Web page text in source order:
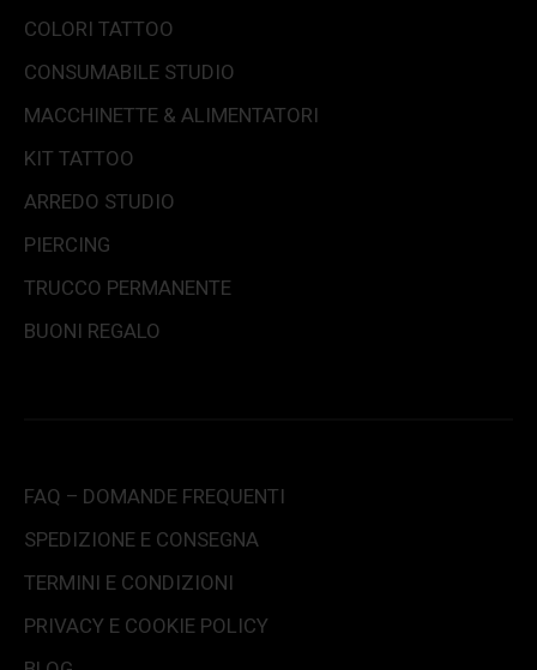
COLORI TATTOO
CONSUMABILE STUDIO
MACCHINETTE & ALIMENTATORI
KIT TATTOO
ARREDO STUDIO
PIERCING
TRUCCO PERMANENTE
BUONI REGALO
FAQ – DOMANDE FREQUENTI
SPEDIZIONE E CONSEGNA
TERMINI E CONDIZIONI
PRIVACY E COOKIE POLICY